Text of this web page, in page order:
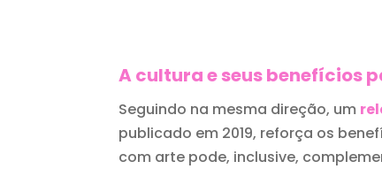
A cultura e seus benefícios
Seguindo na mesma direção, um
publicado em 2019, reforça os
com arte pode, inclusive,